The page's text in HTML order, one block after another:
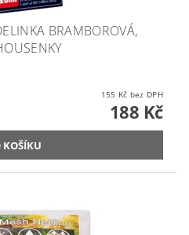
BRAMBOROVÁ,
155 Kč bez DPH
188 Kč